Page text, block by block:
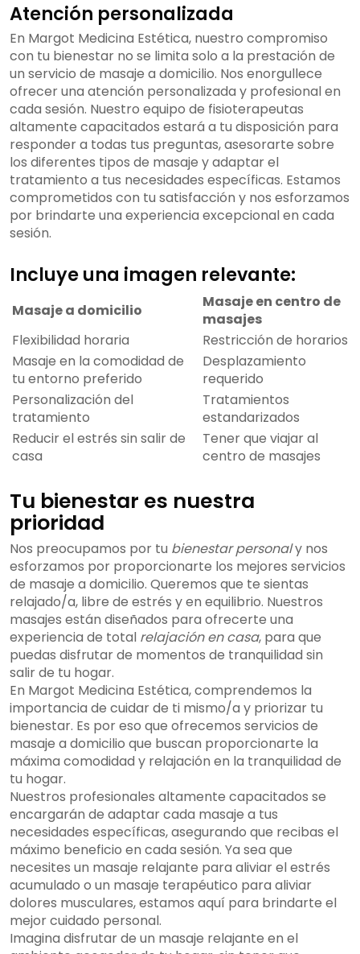
Atención personalizada
En Margot Medicina Estética, nuestro compromiso
con tu bienestar no se limita solo a la prestación de
un servicio de masaje a domicilio. Nos enorgullece
ofrecer una atención personalizada y profesional en
cada sesión. Nuestro equipo de fisioterapeutas
altamente capacitados estará a tu disposición para
responder a todas tus preguntas, asesorarte sobre
los diferentes tipos de masaje y adaptar el
tratamiento a tus necesidades específicas. Estamos
comprometidos con tu satisfacción y nos esforzamos
por brindarte una experiencia excepcional en cada
sesión.
Incluye una imagen relevante:
Masaje a domicilio
Masaje en centro de
masajes
Flexibilidad horaria
Restricción de horarios
Masaje en la comodidad de
tu entorno preferido
Desplazamiento
requerido
Personalización del
tratamiento
Tratamientos
estandarizados
Reducir el estrés sin salir de
casa
Tener que viajar al
centro de masajes
Tu bienestar es nuestra
prioridad
Nos preocupamos por tu bienestar personaly nos
esforzamos por proporcionarte los mejores servicios
de masaje a domicilio. Queremos que te sientas
relajado/a, libre de estrés y en equilibrio. Nuestros
masajes están diseñados para ofrecerte una
experiencia de total relajación en casa, para que
puedas disfrutar de momentos de tranquilidad sin
salir de tu hogar.
En Margot Medicina Estética, comprendemos la
importancia de cuidar de ti mismo/a y priorizar tu
bienestar. Es por eso que ofrecemos servicios de
masaje a domicilio que buscan proporcionarte la
máxima comodidad y relajación en la tranquilidad de
tu hogar.
Nuestros profesionales altamente capacitados se
encargarán de adaptar cada masaje a tus
necesidades específicas, asegurando que recibas el
máximo beneficio en cada sesión. Ya sea que
necesites un masaje relajante para aliviar el estrés
acumulado o un masaje terapéutico para aliviar
dolores musculares, estamos aquí para brindarte el
mejor cuidado personal.
Imagina disfrutar de un masaje relajante en el